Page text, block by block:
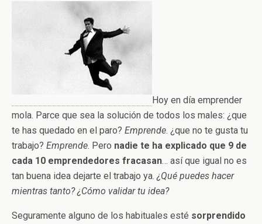
Hoy en día emprender
mola. Parce que sea la solución de todos los males: ¿que
te has quedado en el paro? Emprende. ¿que no te gusta tu
trabajo? Emprende. Pero nadie te ha explicado que 9 de
cada 10 emprendedores fracasan… así que igual no es
tan buena idea dejarte el trabajo ya.¿Qué puedes hacer
mientras tanto? ¿Cómo validar tu idea?
Seguramente alguno de los habituales esté sorprendido